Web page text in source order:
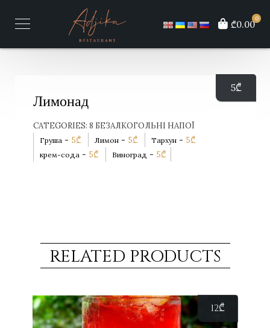
0
₾0.00
Лимонад
CATEGORIES: 8 БЕЗАЛКОГОЛЬНІ НАПОЇ
Груша - 5₾ Лимон - 5₾ Тархун - 5₾
крем-сода - 5₾ Виноград - 5₾
5₾
RELATED PRODUCTS
12₾